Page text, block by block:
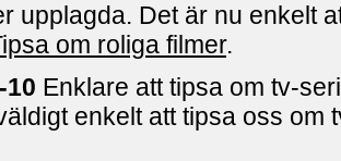
upplagda. Det är nu enkelt
om roliga filmer.
10 Enklare att tipsa om tv-
enkelt att tipsa oss om